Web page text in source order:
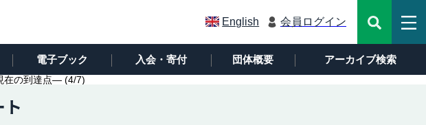
English 会員ログイン
電子ブック 入会・寄付 団体概要 アーカイブ検索
在の到達点― (4/7)